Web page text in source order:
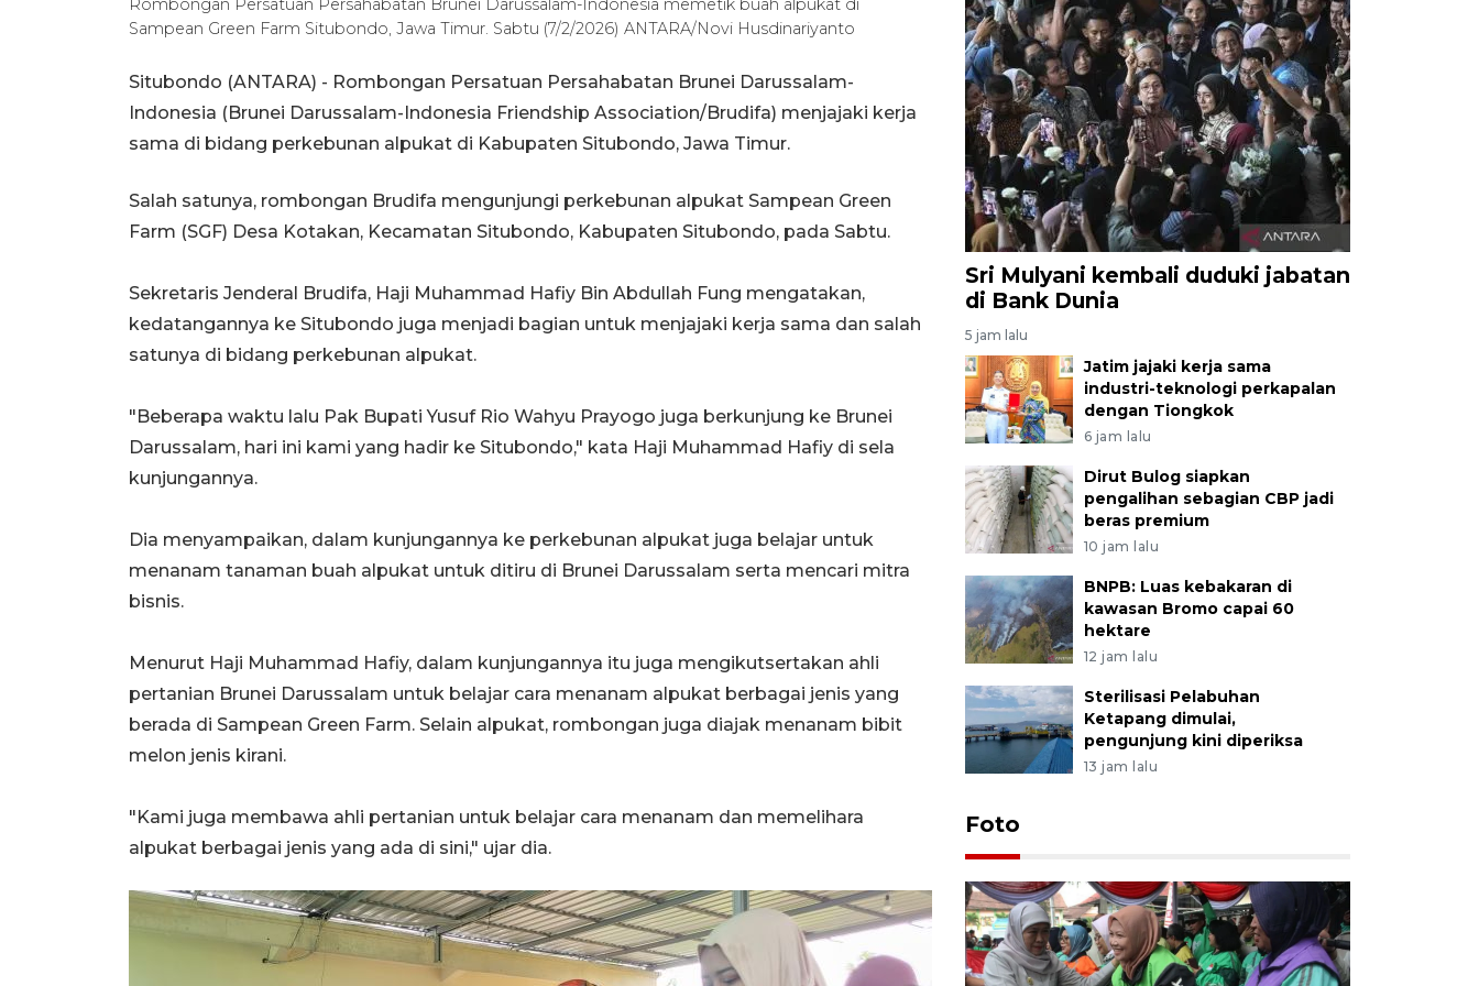
Rombongan Persatuan Persahabatan Brunei Darussalam-Indonesia memetik buah alpukat di
Sampean Green Farm Situbondo, Jawa Timur. Sabtu (7/2/2026) ANTARA/Novi Husdinariyanto
Situbondo (ANTARA) - Rombongan Persatuan Persahabatan Brunei Darussalam-
Indonesia (Brunei Darussalam-Indonesia Friendship Association/Brudifa) menjajaki kerja
sama di bidang perkebunan alpukat di Kabupaten Situbondo, Jawa Timur.
Salah satunya, rombongan Brudifa mengunjungi perkebunan alpukat Sampean Green
Farm (SGF) Desa Kotakan, Kecamatan Situbondo, Kabupaten Situbondo, pada Sabtu.
Sekretaris Jenderal Brudifa, Haji Muhammad Hafiy Bin Abdullah Fung mengatakan,
kedatangannya ke Situbondo juga menjadi bagian untuk menjajaki kerja sama dan salah
satunya di bidang perkebunan alpukat.
"Beberapa waktu lalu Pak Bupati Yusuf Rio Wahyu Prayogo juga berkunjung ke Brunei
Darussalam, hari ini kami yang hadir ke Situbondo," kata Haji Muhammad Hafiy di sela
kunjungannya.
Dia menyampaikan, dalam kunjungannya ke perkebunan alpukat juga belajar untuk
menanam tanaman buah alpukat untuk ditiru di Brunei Darussalam serta mencari mitra
bisnis.
Menurut Haji Muhammad Hafiy, dalam kunjungannya itu juga mengikutsertakan ahli
pertanian Brunei Darussalam untuk belajar cara menanam alpukat berbagai jenis yang
berada di Sampean Green Farm. Selain alpukat, rombongan juga diajak menanam bibit
melon jenis kirani.
"Kami juga membawa ahli pertanian untuk belajar cara menanam dan memelihara
alpukat berbagai jenis yang ada di sini," ujar dia.
Sri Mulyani kembali duduki jabatan
di Bank Dunia
5 jam lalu
Jatim jajaki kerja sama
industri-teknologi perkapalan
dengan Tiongkok
6 jam lalu
Dirut Bulog siapkan
pengalihan sebagian CBP jadi
beras premium
10 jam lalu
BNPB: Luas kebakaran di
kawasan Bromo capai 60
hektare
12 jam lalu
Sterilisasi Pelabuhan
Ketapang dimulai,
pengunjung kini diperiksa
13 jam lalu
Foto